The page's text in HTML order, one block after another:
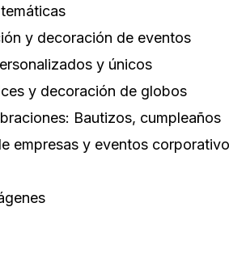
y decoración de eventos
y únicos
y decoración de globos
Bautizos, cumpleaños
empresas y eventos